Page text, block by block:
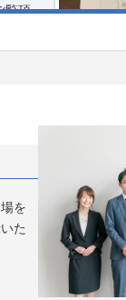
覧頂
具
い
ブ
を
た